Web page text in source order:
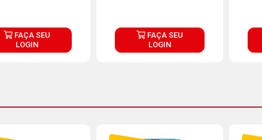
FAÇA SEU
LOGIN
FAÇA SEU
LOGIN